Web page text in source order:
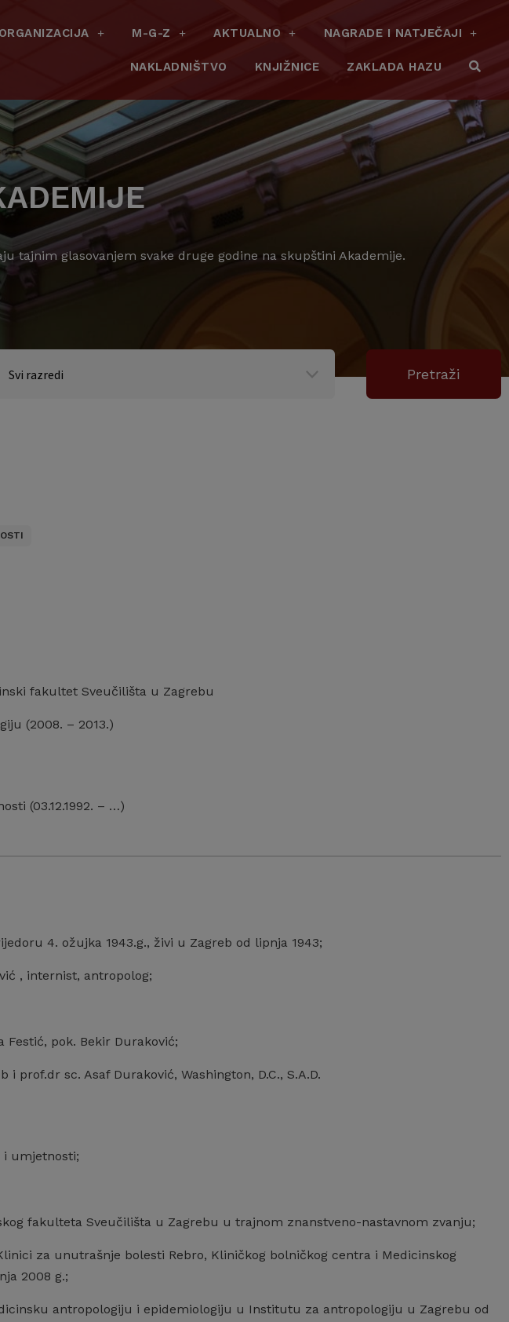
ORGANIZACIJA M-G-Z AKTUALNO NAGRADE I NATJEČAJI
NAKLADNIŠTVO KNJIŽNICE ZAKLADA HAZU
tajnim glasovanjem svake druge godine na skupštini Akademije.
fakultet Sveučilišta u Zagrebu
(2008. – 2013.)
(03.12.1992. – …)
4. ožujka 1943.g., živi u Zagreb od lipnja 1943;
, internist, antropolog;
Festić, pok. Bekir Duraković;
prof.dr sc. Asaf Duraković, Washington, D.C., S.A.D.
i umjetnosti;
fakulteta Sveučilišta u Zagrebu u trajnom znanstveno-nastavnom zvanju;
za unutrašnje bolesti Rebro, Kliničkog bolničkog centra i Medicinskog
2008 g.;
antropologiju i epidemiologiju u Institutu za antropologiju u Zagrebu od